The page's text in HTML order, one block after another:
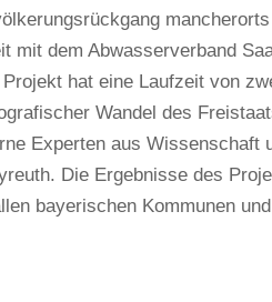
mit dem Abwasserverband
hat eine Laufzeit von
Wandel des
Experten aus Wissenschaft
Die Ergebnisse des
bayerischen Kommunen